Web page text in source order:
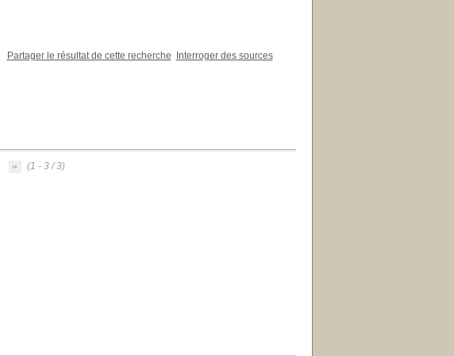
Partager le résultat de cette recherche
Interroger des sources
(1 - 3 / 3)